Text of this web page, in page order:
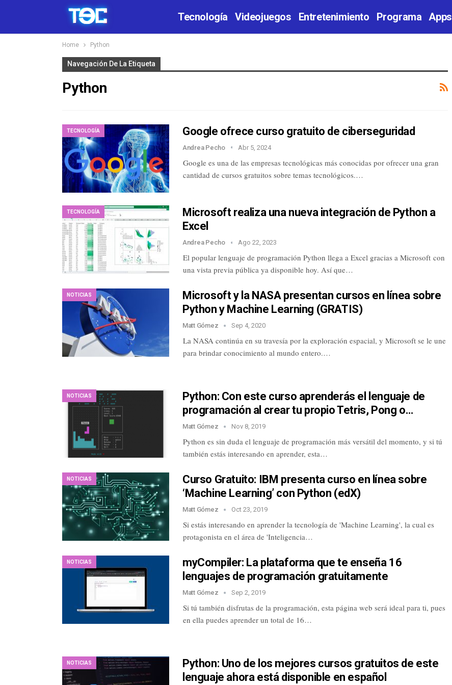
Tecnología Videojuegos Entretenimiento Programa Apps
Home Python
Navegación De La Etiqueta
Python
TECNOLOGÍA Google ofrece curso gratuito de ciberseguridad
Andrea Pecho Abr 5, 2024
Google es una de las empresas tecnológicas más conocidas por ofrecer una gran
cantidad de cursos gratuitos sobre temas tecnológicos.…
TECNOLOGÍA
Microsoft realiza una nueva integración de Python a
Excel
Andrea Pecho Ago 22, 2023
El popular lenguaje de programación Python llega a Excel gracias a Microsoft con
una vista previa pública ya disponible hoy. Así que…
NOTICIAS
Microsoft y la NASA presentan cursos en línea sobre
Python y Machine Learning (GRATIS)
Matt Gómez Sep 4, 2020
La NASA continúa en su travesía por la exploración espacial, y Microsoft se le une
para brindar conocimiento al mundo entero.…
NOTICIAS
Python: Con este curso aprenderás el lenguaje de
programación al crear tu propio Tetris, Pong o…
Matt Gómez Nov 8, 2019
Python es sin duda el lenguaje de programación más versátil del momento, y si tú
también estás interesando en aprender, esta…
NOTICIAS
Curso Gratuito: IBM presenta curso en línea sobre
‘Machine Learning’ con Python (edX)
Matt Gómez Oct 23, 2019
Si estás interesando en aprender la tecnología de 'Machine Learning', la cual es
protagonista en el área de 'Inteligencia…
NOTICIAS
myCompiler: La plataforma que te enseña 16
lenguajes de programación gratuitamente
Matt Gómez Sep 2, 2019
Si tú también disfrutas de la programación, esta página web será ideal para ti, pues
en ella puedes aprender un total de 16…
NOTICIAS
Python: Uno de los mejores cursos gratuitos de este
lenguaje ahora está disponible en español